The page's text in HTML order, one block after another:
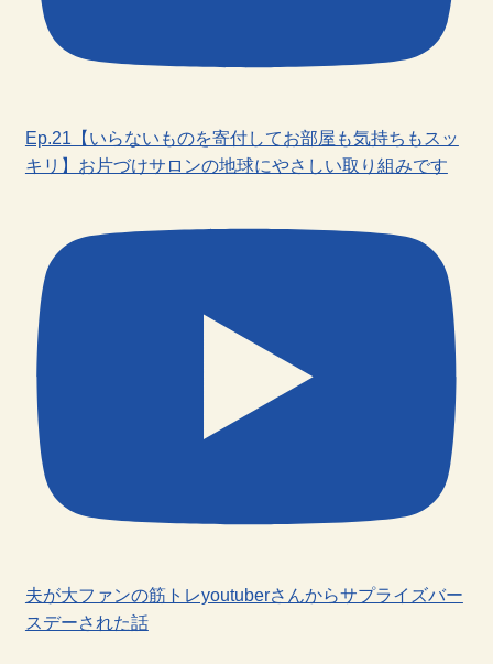
Ep.21【いらないものを寄付してお部屋も気持ちもスッ
キリ】お片づけサロンの地球にやさしい取り組みです
夫が大ファンの筋トレyoutuberさんからサプライズバー
スデーされた話